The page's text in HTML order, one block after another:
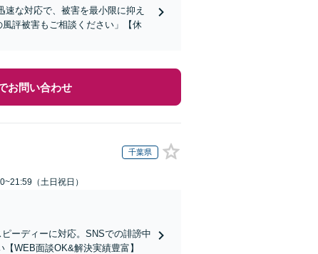
な対応で、被害を最小限に抑え
評被害もご相談ください」【休
お問い合わせ
千葉県
（土日祝日）
ーディーに対応。SNSでの誹謗中
WEB面談OK&解決実績豊富】